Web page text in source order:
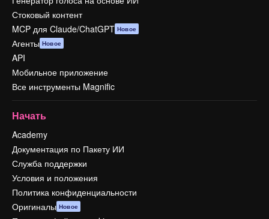
Стоковый контент
MCP для Claude/ChatGPT Новое
Агенты Новое
API
Мобильное приложение
Все инструменты Magnific
Начать
Academy
Документация по Пакету ИИ
Служба поддержки
Условия и положения
Политика конфиденциальности
Оригиналы Новое